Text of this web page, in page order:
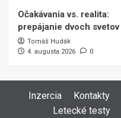
Očakávania vs. realita:
prepájanie dvoch svetov
Tomáš Hudák
4. augusta 2026
0
Inzercia Kontakty
Letecké testy